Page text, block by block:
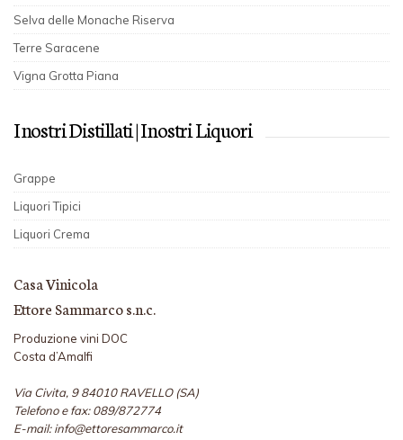
Selva delle Monache Riserva
Terre Saracene
Vigna Grotta Piana
I nostri Distillati | I nostri Liquori
Grappe
Liquori Tipici
Liquori Crema
Casa Vinicola
Ettore Sammarco s.n.c.
Produzione vini DOC
Costa d’Amalfi
Via Civita, 9 84010 RAVELLO (SA)
Telefono e fax: 089/872774
E-mail: info@ettoresammarco.it